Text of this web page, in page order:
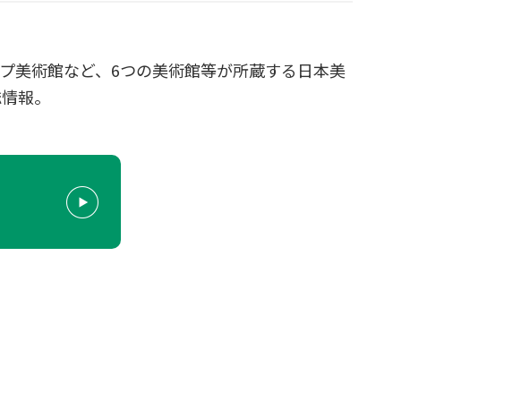
美術館など、6つの美術館等が所蔵する日本美
報。